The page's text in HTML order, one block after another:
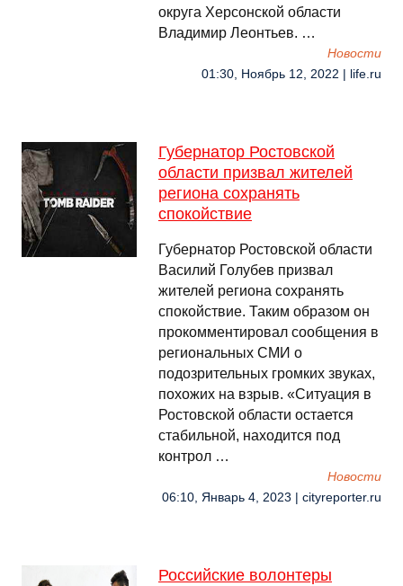
округа Херсонской области
Владимир Леонтьев. …
Новости
01:30, Ноябрь 12, 2022 | life.ru
Губернатор Ростовской
области призвал жителей
региона сохранять
спокойствие
Губернатор Ростовской области
Василий Голубев призвал
жителей региона сохранять
спокойствие. Таким образом он
прокомментировал сообщения в
региональных СМИ о
подозрительных громких звуках,
похожих на взрыв. «Ситуация в
Ростовской области остается
стабильной, находится под
контрол …
Новости
06:10, Январь 4, 2023 | cityreporter.ru
Российские волонтеры